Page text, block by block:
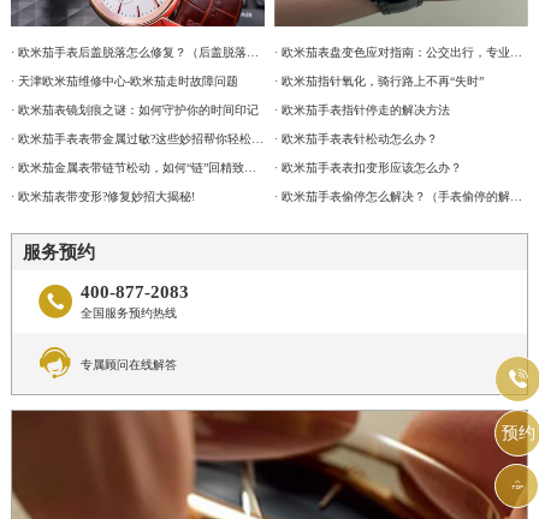
· 欧米茄手表后盖脱落怎么修复？（后盖脱落解决办法）
· 天津欧米茄维修中心-欧米茄走时故障问题
· 欧米茄表镜划痕之谜：如何守护你的时间印记
· 欧米茄手表表带金属过敏?这些妙招帮你轻松解决
· 欧米茄金属表带链节松动，如何“链”回精致时光?
· 欧米茄表带变形?修复妙招大揭秘!
· 欧米茄指针氧化，骑行路上不再“失时”
· 欧米茄手表指针停走的解决方法
· 欧米茄手表表针松动怎么办？
· 欧米茄手表表扣变形应该怎么办？
服务预约
 400-877-2083
全国服务预约热线
 专属顾问在线解答

预约
